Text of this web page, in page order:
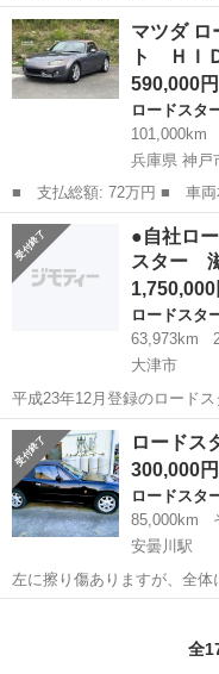
店ので諸費用０円販売致します。 ★修復歴無★実走行
滋賀 守山市 守山駅
マツダ
ト ＨＩ
590,000円
ロードスタ
101,000km
兵庫県 神戸
■ 支払総額: 72万円 ■ 車両本体価格： 590,000 円 ■ メーカー
名： マツダ ■ 車種名：
車高調 革シート ＨＩＤ
気量： 200...
兵庫 ロード
●自社ロ
スター
1,750,000
ロードスタ
63,973km
大津市
平成23年12月登録のロードスター 滋賀 〇自社ロ
〇 ☆どなたでもローン対応可能☆ １、勤続年数の短
い方や自営業の方 ２、パー
己破産...
滋賀 大津市 ロード
ロード
300,000円
ロードスタ
85,000km
安曇川駅
左に擦り傷ありますが、全体
ムーズです。ガラスリアシー
全